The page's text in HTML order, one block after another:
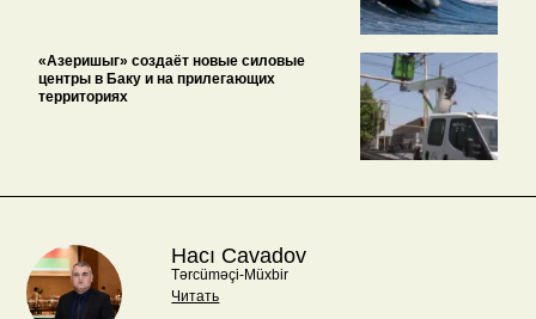
«Азеришыг» создаёт новые силовые
центры в Баку и на прилегающих
территориях
Hacı Cavadov
Tərcüməçi-Müxbir
Читать